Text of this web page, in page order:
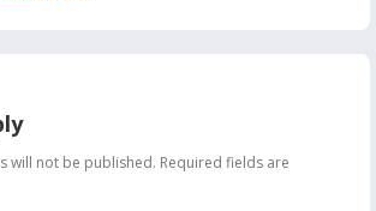
will not be published. Required fields are